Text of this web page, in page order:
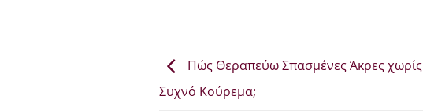
Πώς Θεραπεύω Σπασμένες Άκρες χωρίς
Συχνό Κούρεμα;